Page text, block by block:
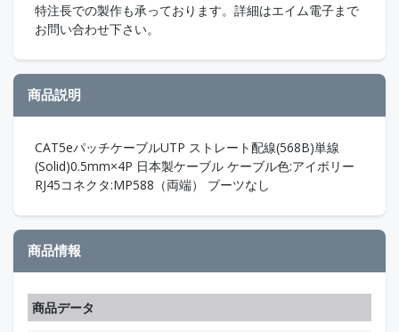
特注長での製作も承っております。詳細はエイム電子まで
お問い合わせ下さい。
商品説明
CAT5eパッチケーブルUTP ストレート配線(568B)単線
(Solid)0.5mm×4P 日本製ケーブル ケーブル色:アイボリー
RJ45コネクタ:MP588（両端） ブーツなし
商品情報
商品データ